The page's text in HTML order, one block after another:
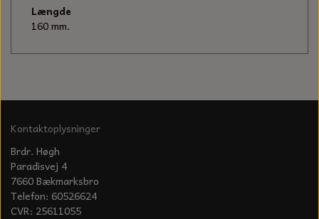
Længde
160 mm.
Kontaktoplysninger
Brdr. Høgh
Paradisvej 4
7660 Bækmarksbro
Telefon: 60526624
CVR: 25611055